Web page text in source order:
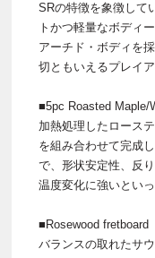
SRの特徴を象徴して
トかつ軽量なボディ
アーチド・ボディを
切ともいえるプレイ
■5pc Roasted Maple/
加熱処理したロース
を組み合わせて完成
で、形状安定性、反
温度変化に強いとい
■Rosewood fretboard
バランスの取れたサ